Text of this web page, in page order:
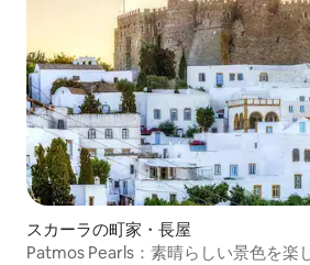
スカーラの町家・長屋
Patmos Pearls：素晴らしい景色を楽